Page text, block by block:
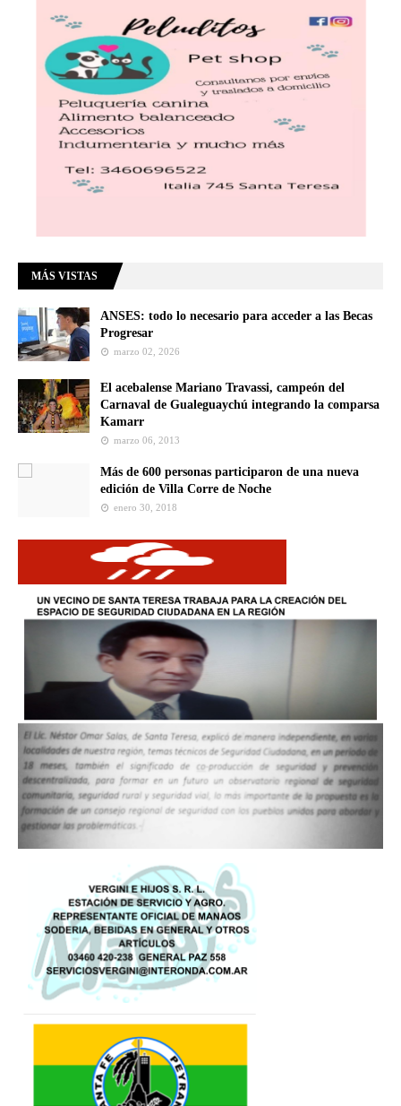
MÁS VISTAS
ANSES: todo lo necesario para acceder a las Becas
Progresar
marzo 02, 2026
El acebalense Mariano Travassi, campeón del
Carnaval de Gualeguaychú integrando la comparsa
Kamarr
marzo 06, 2013
Más de 600 personas participaron de una nueva
edición de Villa Corre de Noche
enero 30, 2018